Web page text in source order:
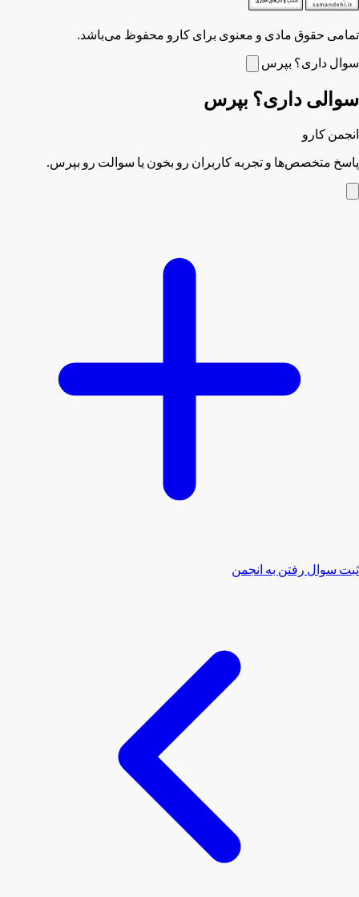
تمامی حقوق مادی و معنوی برای کارو محفوظ می‌باشد.
سوال داری؟ بپرس
سوالی داری؟ بپرس
انجمن کارو
پاسخ متخصص‌ها و تجربه کاربران رو بخون یا سوالت رو بپرس.
ثبت سوال رفتن به انجمن